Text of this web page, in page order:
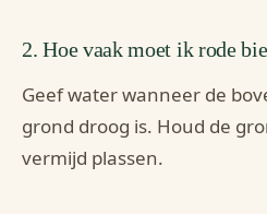
2. Hoe vaak moet ik rode
Geef water wanneer de
grond droog is. Houd de
vermijd plassen.